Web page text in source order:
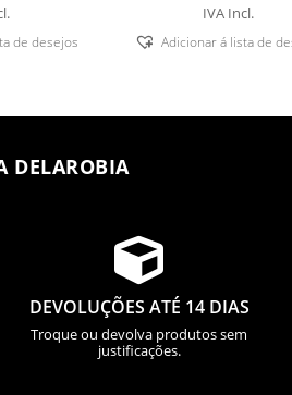
de desejos
IVA Incl.
Adicionar á lista de
DELAROBIA

DEVOLUÇÕES ATÉ 14 DIAS
Troque ou devolva produtos sem
justificações.